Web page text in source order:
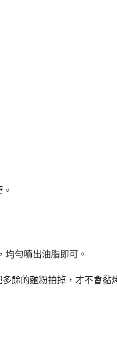
均勻噴出油脂即可。
餘的麵粉拍掉，才不會黏